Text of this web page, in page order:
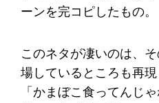
ーンを完コピしたもの。
このネタが凄いのは、
場しているところも再
「かまぼこ食ってんじ